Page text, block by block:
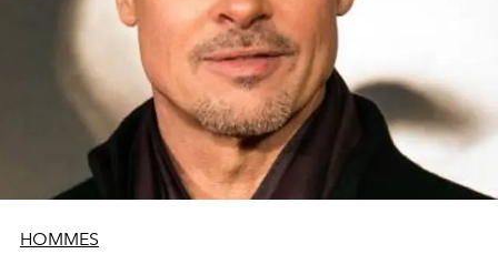
HOMMES